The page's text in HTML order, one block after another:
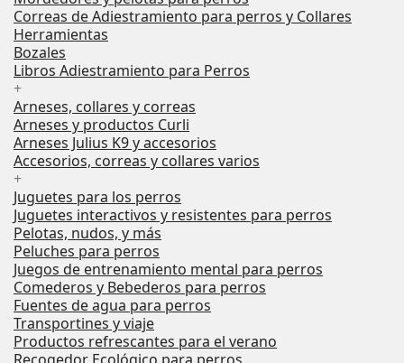
Correas de Adiestramiento para perros y Collares
Herramientas
Bozales
Libros Adiestramiento para Perros
+
Arneses, collares y correas
Arneses y productos Curli
Arneses Julius K9 y accesorios
Accesorios, correas y collares varios
+
Juguetes para los perros
Juguetes interactivos y resistentes para perros
Pelotas, nudos, y más
Peluches para perros
Juegos de entrenamiento mental para perros
Comederos y Bebederos para perros
Fuentes de agua para perros
Transportines y viaje
Productos refrescantes para el verano